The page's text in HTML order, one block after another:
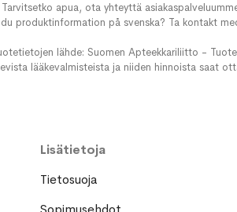
Tarvitsetko apua, ota yhteyttä
produktinformation på svenska? Ta kontakt
lähde: Suomen Apteekkariliitto -
lääkevalmisteista ja niiden hinnoista saat
Lisätietoja
Tietosuoja